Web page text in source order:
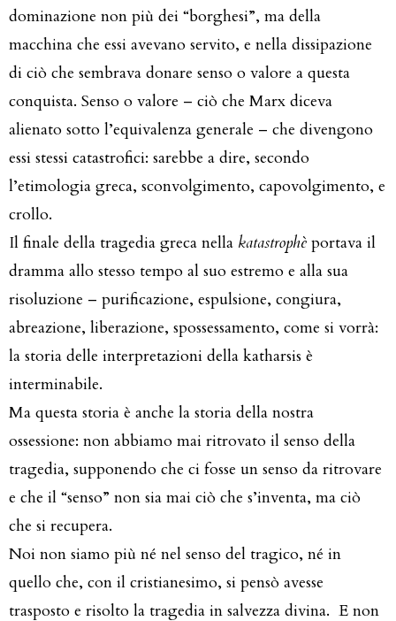
dominazione non più dei “borghesi”, ma della
macchina che essi avevano servito, e nella dissipazione
di ciò che sembrava donare senso o valore a questa
conquista. Senso o valore – ciò che Marx diceva
alienato sotto l’equivalenza generale – che divengono
essi stessi catastrofici: sarebbe a dire, secondo
l’etimologia greca, sconvolgimento, capovolgimento, e
crollo.
Il finale della tragedia greca nella katastrophè portava il
dramma allo stesso tempo al suo estremo e alla sua
risoluzione – purificazione, espulsione, congiura,
abreazione, liberazione, spossessamento, come si vorrà:
la storia delle interpretazioni della katharsis è
interminabile.
Ma questa storia è anche la storia della nostra
ossessione: non abbiamo mai ritrovato il senso della
tragedia, supponendo che ci fosse un senso da ritrovare
e che il “senso” non sia mai ciò che s’inventa, ma ciò
che si recupera.
Noi non siamo più né nel senso del tragico, né in
quello che, con il cristianesimo, si pensò avesse
trasposto e risolto la tragedia in salvezza divina. E non